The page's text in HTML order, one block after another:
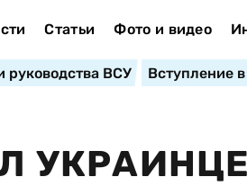
Статьи Фото и видео
руководства ВСУ Вступление